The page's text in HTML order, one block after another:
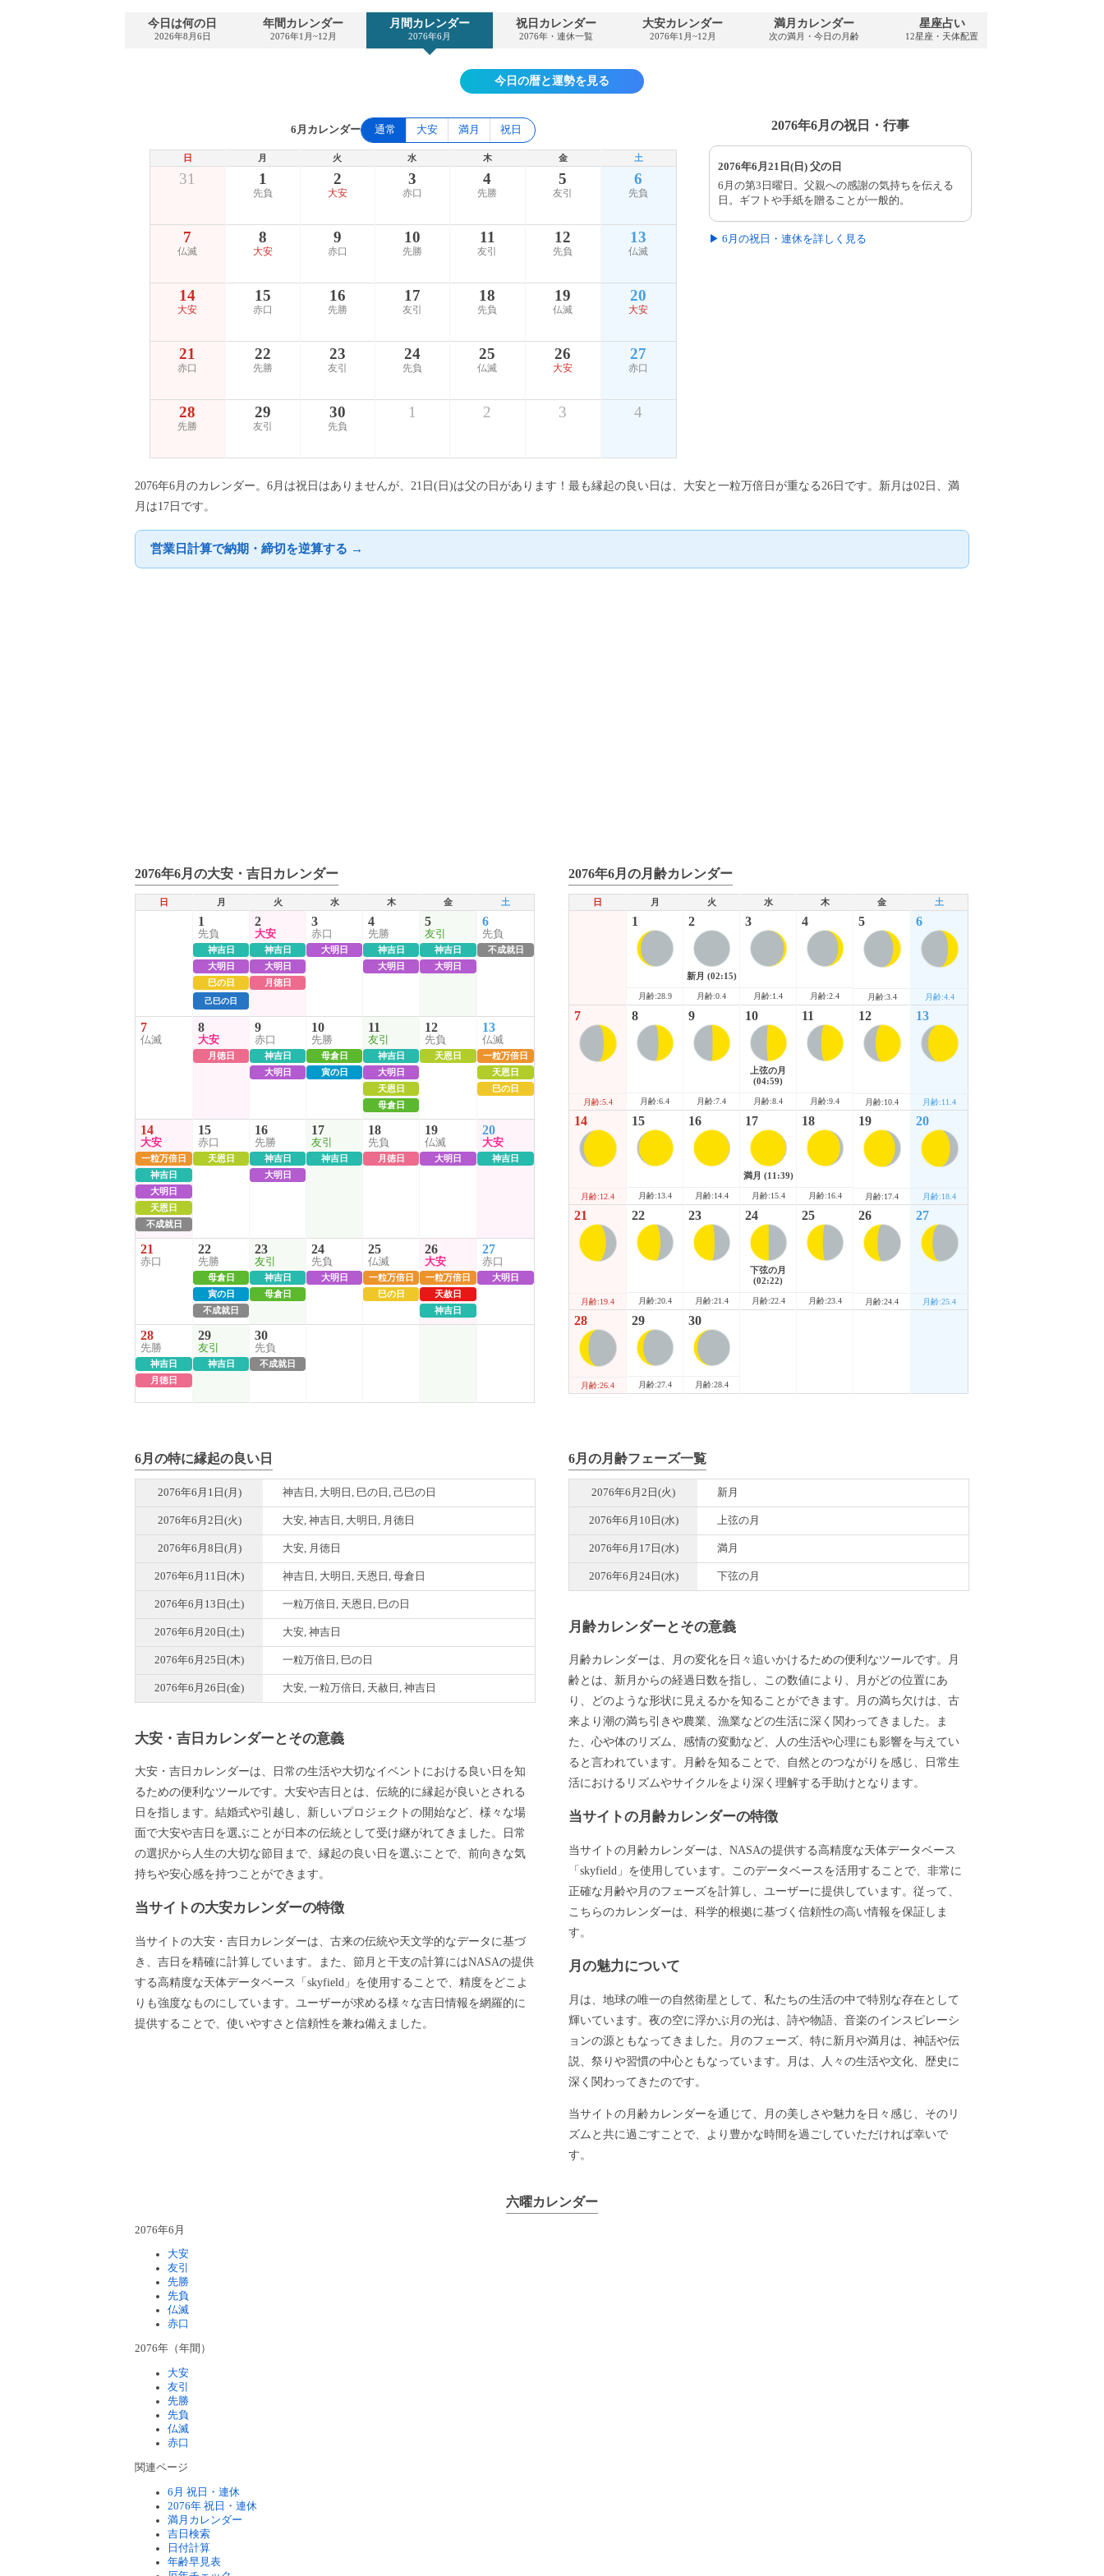
今日は何の日
2026年8月6日
年間カレンダー
2076年1月~12月
月間カレンダー
2076年6月
祝日カレンダー
2076年・連休一覧
大安カレンダー
2076年1月~12月
満月カレンダー
次の満月・今日の月齢
星座占い
12星座・天体配置
今日の暦と運勢を見る
6月カレンダー 通常 大安 満月 祝日
日 月 火 水 木 金 土
31 1
先負
2
大安
3
赤口
4
先勝
5
友引
6
先負
7
仏滅
8
大安
9
赤口
10
先勝
11
友引
12
先負
13
仏滅
14
大安
15
赤口
16
先勝
17
友引
18
先負
19
仏滅
20
大安
21
赤口
22
先勝
23
友引
24
先負
25
仏滅
26
大安
27
赤口
28
先勝
29
友引
30
先負
1 2 3 4
2076年6月の祝日・行事
2076年6月21日(日) 父の日
6月の第3日曜日。父親への感謝の気持ちを伝える
日。ギフトや手紙を贈ることが一般的。
▶ 6月の祝日・連休を詳しく見る
2076年6月のカレンダー。6月は祝日はありませんが、21日(日)は父の日があります！最も縁起の良い日は、大安と一粒万倍日が重なる26日です。新月は02日、満
月は17日です。
営業日計算で納期・締切を逆算する →
2076年6月の大安・吉日カレンダー
日 月 火 水 木 金 土
1
先負
神吉日
大明日
巳の日
己巳の日
2
大安
神吉日
大明日
月徳日
3
赤口
大明日
4
先勝
神吉日
大明日
5
友引
神吉日
大明日
6
先負
不成就日
7
仏滅
8
大安
月徳日
9
赤口
神吉日
大明日
10
先勝
母倉日
寅の日
11
友引
神吉日
大明日
天恩日
母倉日
12
先負
天恩日
13
仏滅
一粒万倍日
天恩日
巳の日
14
大安
一粒万倍日
神吉日
大明日
天恩日
不成就日
15
赤口
天恩日
16
先勝
神吉日
大明日
17
友引
神吉日
18
先負
月徳日
19
仏滅
大明日
20
大安
神吉日
21
赤口
22
先勝
母倉日
寅の日
不成就日
23
友引
神吉日
母倉日
24
先負
大明日
25
仏滅
一粒万倍日
巳の日
26
大安
一粒万倍日
天赦日
神吉日
27
赤口
大明日
28
先勝
神吉日
月徳日
29
友引
神吉日
30
先負
不成就日
2076年6月の月齢カレンダー
日 月 火 水 木 金 土
1
月齢:28.9
2
新月 (02:15)
月齢:0.4
3
月齢:1.4
4
月齢:2.4
5
月齢:3.4
6
月齢:4.4
7
月齢:5.4
8
月齢:6.4
9
月齢:7.4
10
上弦の月
(04:59)
月齢:8.4
11
月齢:9.4
12
月齢:10.4
13
月齢:11.4
14
月齢:12.4
15
月齢:13.4
16
月齢:14.4
17
満月 (11:39)
月齢:15.4
18
月齢:16.4
19
月齢:17.4
20
月齢:18.4
21
月齢:19.4
22
月齢:20.4
23
月齢:21.4
24
下弦の月
(02:22)
月齢:22.4
25
月齢:23.4
26
月齢:24.4
27
月齢:25.4
28
月齢:26.4
29
月齢:27.4
30
月齢:28.4
6月の特に縁起の良い日
2076年6月1日(月) 神吉日, 大明日, 巳の日, 己巳の日
2076年6月2日(火) 大安, 神吉日, 大明日, 月徳日
2076年6月8日(月) 大安, 月徳日
2076年6月11日(木) 神吉日, 大明日, 天恩日, 母倉日
2076年6月13日(土) 一粒万倍日, 天恩日, 巳の日
2076年6月20日(土) 大安, 神吉日
2076年6月25日(木) 一粒万倍日, 巳の日
2076年6月26日(金) 大安, 一粒万倍日, 天赦日, 神吉日
大安・吉日カレンダーとその意義
大安・吉日カレンダーは、日常の生活や大切なイベントにおける良い日を知
るための便利なツールです。大安や吉日とは、伝統的に縁起が良いとされる
日を指します。結婚式や引越し、新しいプロジェクトの開始など、様々な場
面で大安や吉日を選ぶことが日本の伝統として受け継がれてきました。日常
の選択から人生の大切な節目まで、縁起の良い日を選ぶことで、前向きな気
持ちや安心感を持つことができます。
当サイトの大安カレンダーの特徴
当サイトの大安・吉日カレンダーは、古来の伝統や天文学的なデータに基づ
き、吉日を精確に計算しています。また、節月と干支の計算にはNASAの提供
する高精度な天体データベース「skyfield」を使用することで、精度をどこよ
りも強度なものにしています。ユーザーが求める様々な吉日情報を網羅的に
提供することで、使いやすさと信頼性を兼ね備えました。
6月の月齢フェーズ一覧
2076年6月2日(火) 新月
2076年6月10日(水) 上弦の月
2076年6月17日(水) 満月
2076年6月24日(水) 下弦の月
月齢カレンダーとその意義
月齢カレンダーは、月の変化を日々追いかけるための便利なツールです。月
齢とは、新月からの経過日数を指し、この数値により、月がどの位置にあ
り、どのような形状に見えるかを知ることができます。月の満ち欠けは、古
来より潮の満ち引きや農業、漁業などの生活に深く関わってきました。ま
た、心や体のリズム、感情の変動など、人の生活や心理にも影響を与えてい
ると言われています。月齢を知ることで、自然とのつながりを感じ、日常生
活におけるリズムやサイクルをより深く理解する手助けとなります。
当サイトの月齢カレンダーの特徴
当サイトの月齢カレンダーは、NASAの提供する高精度な天体データベース
「skyfield」を使用しています。このデータベースを活用することで、非常に
正確な月齢や月のフェーズを計算し、ユーザーに提供しています。従って、
こちらのカレンダーは、科学的根拠に基づく信頼性の高い情報を保証しま
す。
月の魅力について
月は、地球の唯一の自然衛星として、私たちの生活の中で特別な存在として
輝いています。夜の空に浮かぶ月の光は、詩や物語、音楽のインスピレーシ
ョンの源ともなってきました。月のフェーズ、特に新月や満月は、神話や伝
説、祭りや習慣の中心ともなっています。月は、人々の生活や文化、歴史に
深く関わってきたのです。
当サイトの月齢カレンダーを通じて、月の美しさや魅力を日々感じ、そのリ
ズムと共に過ごすことで、より豊かな時間を過ごしていただければ幸いで
す。
六曜カレンダー
2076年6月
大安
友引
先勝
先負
仏滅
赤口
2076年（年間）
大安
友引
先勝
先負
仏滅
赤口
関連ページ
6月 祝日・連休
2076年 祝日・連休
満月カレンダー
吉日検索
日付計算
年齢早見表